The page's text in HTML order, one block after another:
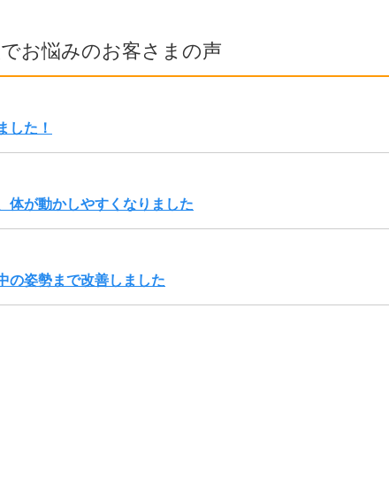
お悩みのお客さまの声
した！
体が動かしやすくなりました
の姿勢まで改善しました